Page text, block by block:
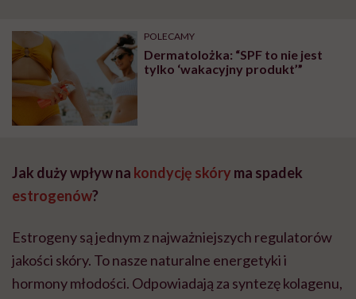
POLECAMY
Dermatolożka: “SPF to nie jest
tylko ‘wakacyjny produkt’”
Jak duży wpływ na kondycję skóry ma spadek
estrogenów?
Estrogeny są jednym z najważniejszych regulatorów
jakości skóry. To nasze naturalne energetyki i
hormony młodości. Odpowiadają za syntezę kolagenu,